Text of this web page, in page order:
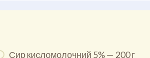
Сир кисломолочний 5% — 200 г